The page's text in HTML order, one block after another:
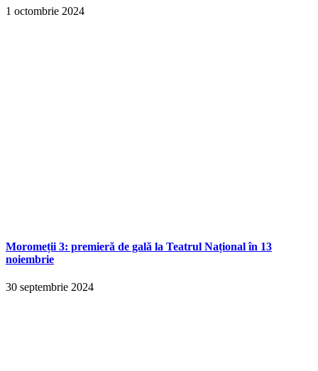
1 octombrie 2024
Moromeții 3: premieră de gală la Teatrul Național în 13
noiembrie
30 septembrie 2024